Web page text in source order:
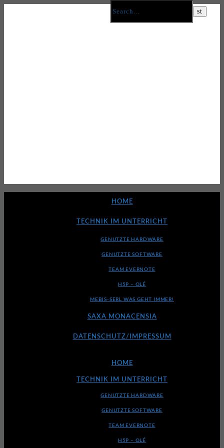
HOME
TECHNIK IM UNTERRICHT
GENUTZTE HARDWARE
GENUTZTE SOFTWARE
TEAM EVERNOTE
H5P – OLÉ
MEBIS-SERL WAS GEHT IMMER!
SAXA MONACENSIA
DATENSCHUTZ/IMPRESSUM
HOME
TECHNIK IM UNTERRICHT
GENUTZTE HARDWARE
GENUTZTE SOFTWARE
TEAM EVERNOTE
H5P – OLÉ